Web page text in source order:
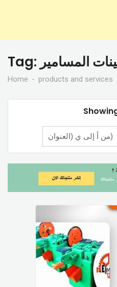
Tag: المسامير
Home products and services